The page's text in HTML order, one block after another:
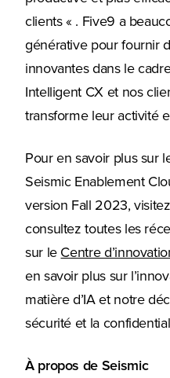
clients « . Five9 a
générative pour fournir
innovantes dans le
Intelligent CX et nos
transforme leur activité
Pour en savoir plus sur
Seismic Enablement
version Fall 2023, visitez
consultez toutes les
sur le Centre
en savoir plus sur
matière d’IA et notre
sécurité et la
À propos de Seismic